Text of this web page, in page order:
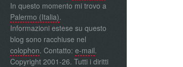
In questo momento mi trovo a
Palermo (Italia).
Informazioni estese su questo
blog sono racchiuse nel
colophon. Contatto: e-mail.
Copyright 2001-26. Tutti i diritti